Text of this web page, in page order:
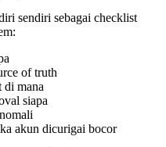
sendiri sebagai checklist
of truth
di mana
siapa
akun dicurigai bocor